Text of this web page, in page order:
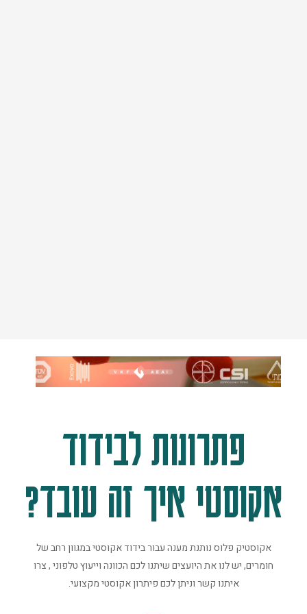
פתרונות לבידוד
אקוסטי איך זה עובד?
אקוסטיק פלוס נותנת מענה עבור בידוד אקוסטי במגוון רחב של
חומרים, יש לנו את היועצים שיתנו לכם הכוונה וייעוץ טלפוני , צרו
איתנו קשר וניתן לכם פיתרון אקוסטי מקצועי.